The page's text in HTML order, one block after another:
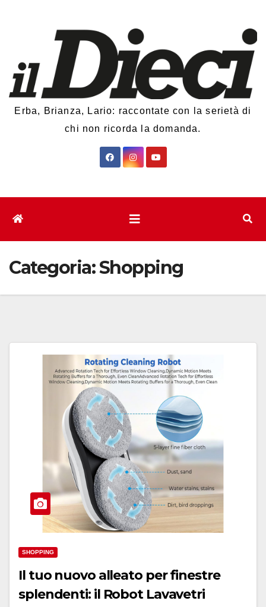
Erba, Brianza, Lario: raccontate con la serietà di
chi non ricorda la domanda.
Categoria:Shopping
SHOPPING
Il tuo nuovo alleato per finestre
splendenti: il Robot Lavavetri